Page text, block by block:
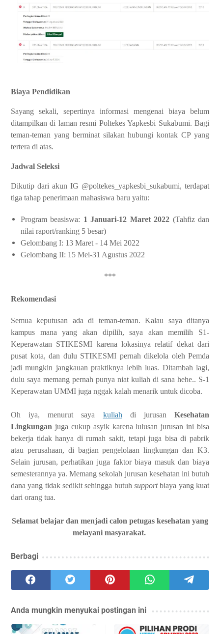
Biaya Pendidikan
Sayang sekali, sepertinya informasi mengenai biaya belum
ditampilkan di laman resmi Poltekes Yapkesbi Sukabumi. Bagi
teman-teman yang berminat silakan hubungi kontak CP yang
tertera di atas.
Jadwal Seleksi
Dikutip dari akun IG @poltekes_yapkesbi_sukabumi, terdapat
tiga tahap penerimaan mahasiswa baru yaitu:
Program beasiswa: 1 Januari-12 Maret 2022 (Tahfiz dan
nilai raport/ranking 5 besar)
Gelombang I: 13 Maret - 14 Mei 2022
Gelombang II: 15 Mei-31 Agustus 2022
***
Rekomendasi
Semua keputusan ada di teman-teman. Kalau saya ditanya
kampus mana yang akan dipilih, saya akan memilih S1-
Keperawatan STIKESMI karena lokasinya relatif dekat dari
pusat kota, dan dulu STIKESMI pernah dikelola oleh Pemda
jadi mungkin jangkauan praktiknya lebih luas. Ditambah lagi,
dulu saya memang pernah punya niat kuliah di sana hehe.. S-1
Keperawatan UMMI juga nggak kalah menarik untuk dicoba.
Oh iya,menurut saya kuliah di jurusanKesehatan
Lingkungan juga cukup asyik karena lulusan jurusan ini bisa
bekerja tidak hanya di rumah sakit, tetapi juga bisa di pabrik
atau perusahaan, di bagian pengelolaan lingkungan dan K3.
Selain jurusan, perhatikan juga faktor biaya masuk dan biaya
semesterannya ya. Memang sekolah jurusan kesehatan ini butuh
dana yang tidak sedikit sehingga butuh supportbiaya yang kuat
dari orang tua.
Selamat belajar dan menjadi calon petugas kesehatan yang
melayani masyarakat.
Berbagi
Anda mungkin menyukai postingan ini